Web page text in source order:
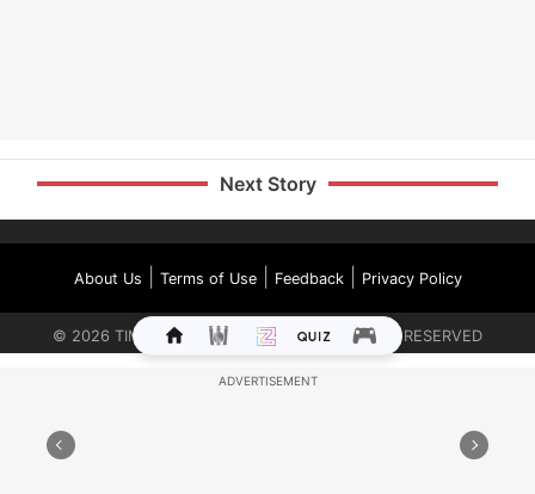
Next Story
About Us Terms of Use| Feedback| Privacy Policy
© 2026 TIMES INTERNET LIMITED. ALL RIGHTS RESERVED